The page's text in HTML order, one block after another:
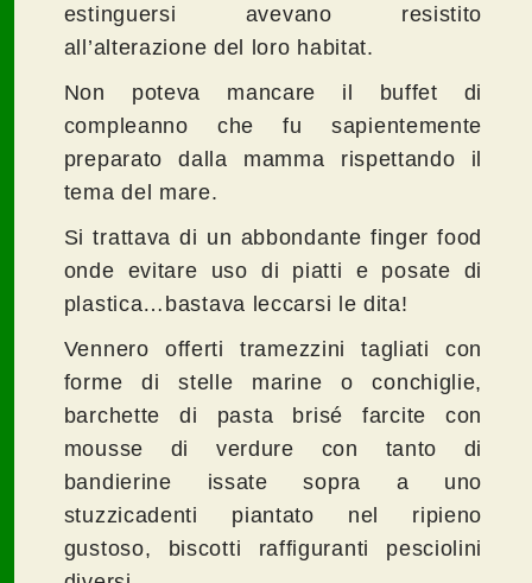
estinguersi avevano resistito
all’alterazione del loro habitat.
Non poteva mancare il buffet di
compleanno che fu sapientemente
preparato dalla mamma rispettando il
tema del mare.
Si trattava di un abbondante finger food
onde evitare uso di piatti e posate di
plastica…bastava leccarsi le dita!
Vennero offerti tramezzini tagliati con
forme di stelle marine o conchiglie,
barchette di pasta brisé farcite con
mousse di verdure con tanto di
bandierine issate sopra a uno
stuzzicadenti piantato nel ripieno
gustoso, biscotti raffiguranti pesciolini